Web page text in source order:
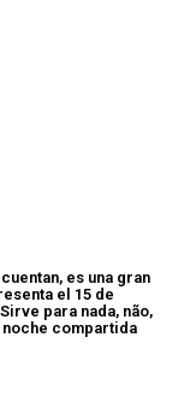
es una gran
el 15 de
para nada, não,
noche compartida